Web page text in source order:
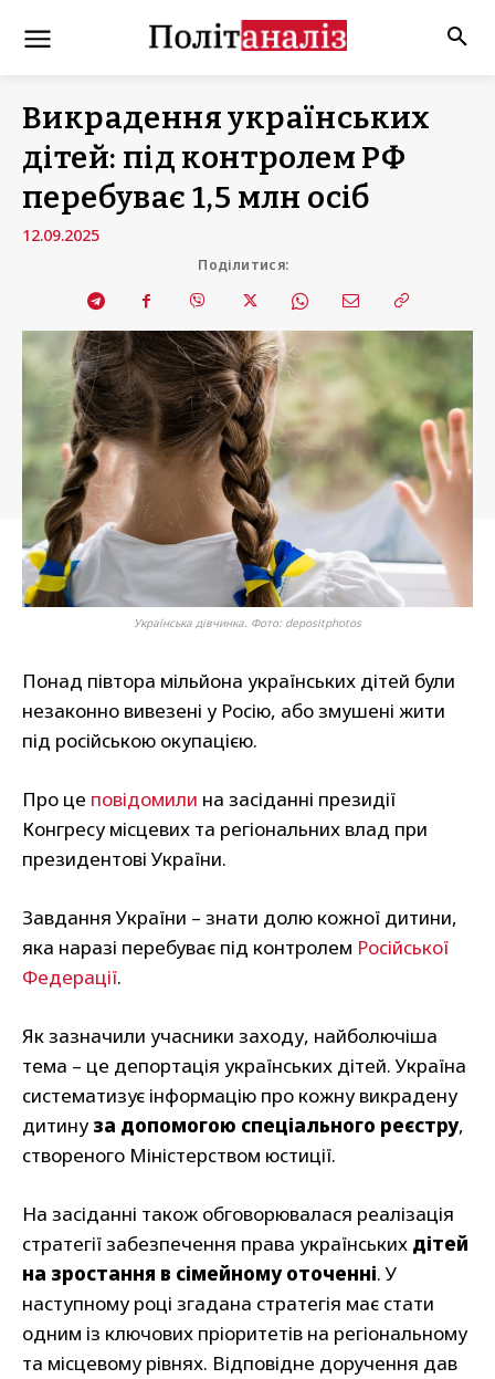
Викрадення українських
дітей: під контролем РФ
перебуває 1,5 млн осіб
12.09.2025
Поділитися:
Українська дівчинка. Фото: depositphotos
Понад півтора мільйона українських дітей були
незаконно вивезені у Росію, або змушені жити
під російською окупацією.
Про це повідомили на засіданні президії
Конгресу місцевих та регіональних влад при
президентові України.
Завдання України – знати долю кожної дитини,
яка наразі перебуває під контролем Російської
Федерації.
Як зазначили учасники заходу, найболючіша
тема – це депортація українських дітей. Україна
систематизує інформацію про кожну викрадену
дитину за допомогою спеціального реєстру,
створеного Міністерством юстиції.
На засіданні також обговорювалася реалізація
стратегії забезпечення права українських дітей
на зростання в сімейному оточенні. У
наступному році згадана стратегія має стати
одним із ключових пріоритетів на регіональному
та місцевому рівнях. Відповідне доручення дав